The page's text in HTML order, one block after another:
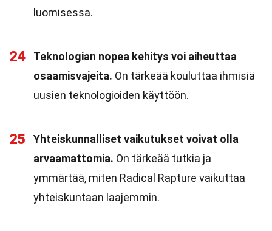
luomisessa.
24
Teknologian nopea kehitys voi aiheuttaa
osaamisvajeita. On tärkeää kouluttaa ihmisiä
uusien teknologioiden käyttöön.
25
Yhteiskunnalliset vaikutukset voivat olla
arvaamattomia. On tärkeää tutkia ja
ymmärtää, miten Radical Rapture vaikuttaa
yhteiskuntaan laajemmin.